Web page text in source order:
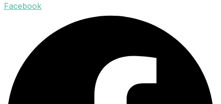
Facebook